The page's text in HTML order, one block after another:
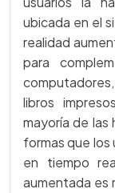
ubicada en el
realidad
para
libros
mayoría de
formas que los
en tiempo
aumentada es